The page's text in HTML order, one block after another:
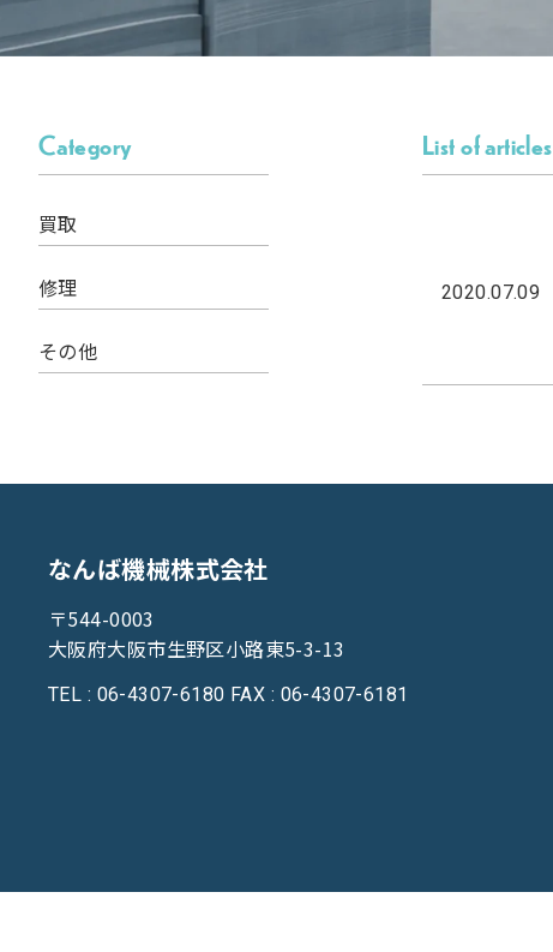
Category
買取
修理
その他
List of articles
2020.07.09
なんば機械株式会社
〒544-0003
大阪府大阪市生野区小路東5-3-13
TEL : 06-4307-6180 FAX : 06-4307-6181